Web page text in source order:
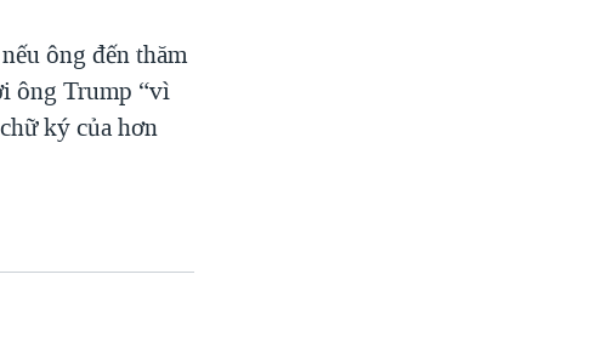
ông đến thăm
ông Trump “vì
ký của hơn